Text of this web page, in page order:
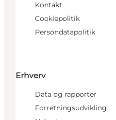
Kontakt
Cookiepolitik
Persondatapolitik
Erhverv
Data og rapporter
Forretningsudvikling